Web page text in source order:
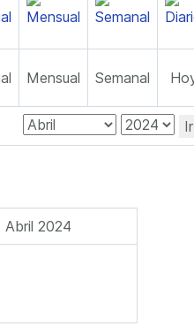
Mensual Semanal
Abril 2024